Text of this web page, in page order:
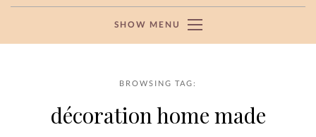
SHOW MENU
BROWSING TAG:
décoration home made